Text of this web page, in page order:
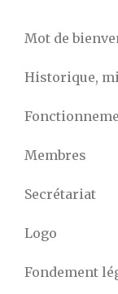
Mot de
Historique,
Membres
Secrétariat
Logo
Fondement